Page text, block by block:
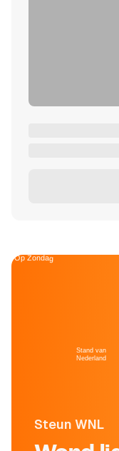
Steun WNL
Op Zondag
Stand van
Nederland